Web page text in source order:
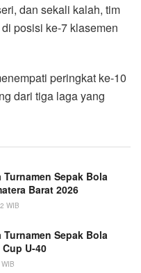
dan sekali kalah, tim
posisi ke-7 klasemen
peringkat ke-10
dari tiga laga yang
Sepak Bola
Barat 2026
WIB
Sepak Bola
U-40